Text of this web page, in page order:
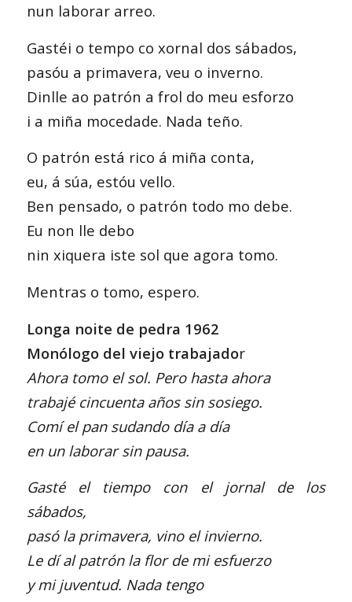
nun laborar arreo.
Gastéi o tempo co xornal dos sábados,
pasóu a primavera, veu o inverno.
Dinlle ao patrón a frol do meu esforzo
i a miña mocedade. Nada teño.
O patrón está rico á miña conta,
eu, á súa, estóu vello.
Ben pensado, o patrón todo mo debe.
Eu non lle debo
nin xiquera iste sol que agora tomo.
Mentras o tomo, espero.
Longa noite de pedra 1962
Monólogo del viejo trabajador
Ahora tomo el sol. Pero hasta ahora
trabajé cincuenta años sin sosiego.
Comí el pan sudando día a día
en un laborar sin pausa.
Gasté el tiempo con el jornal de los
sábados,
pasó la primavera, vino el invierno.
Le dí al patrón la flor de mi esfuerzo
y mi juventud. Nada tengo